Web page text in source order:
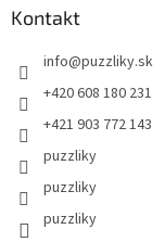
Kontakt
info@puzzliky.sk
+420 608 180 231
+421 903 772 143
puzzliky
puzzliky
puzzliky